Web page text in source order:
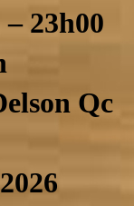
23h00
Qc